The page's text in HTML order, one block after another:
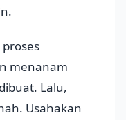
menanam
Lalu,
Usahakan